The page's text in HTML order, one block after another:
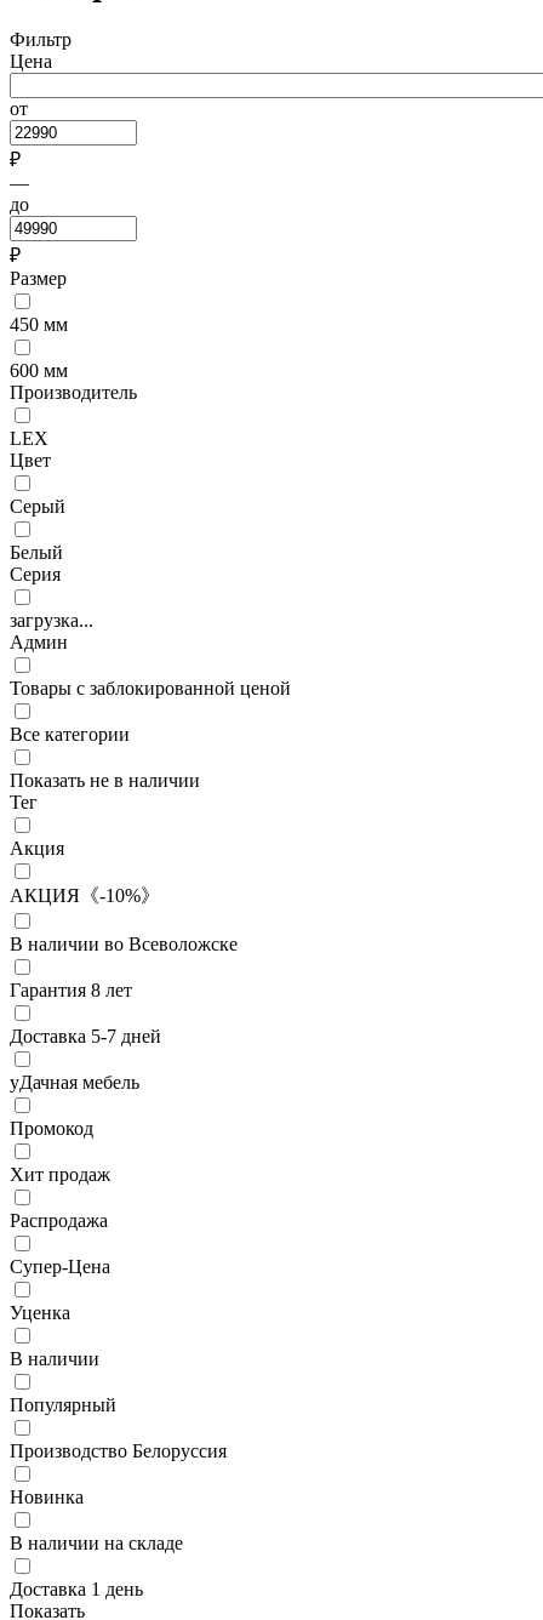
Фильтр
Цена
от
₽
—
до
₽
Размер
450 мм
600 мм
Производитель
LEX
Цвет
Серый
Белый
Серия
загрузка...
Админ
Товары с заблокированной ценой
Все категории
Показать не в наличии
Тег
Акция
АКЦИЯ《-10%》
В наличии во Всеволожске
Гарантия 8 лет
Доставка 5-7 дней
уДачная мебель
Промокод
Хит продаж
Распродажа
Супер-Цена
Уценка
В наличии
Популярный
Производство Белоруссия
Новинка
В наличии на складе
Доставка 1 день
Показать